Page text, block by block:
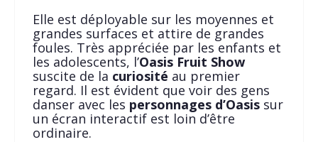
Elle est déployable sur les moyennes et
grandes surfaces et attire de grandes
foules. Très appréciée par les enfants et
les adolescents, l’Oasis Fruit Show
suscite de la curiosité au premier
regard. Il est évident que voir des gens
danser avec les personnages d’Oasis sur
un écran interactif est loin d’être
ordinaire.